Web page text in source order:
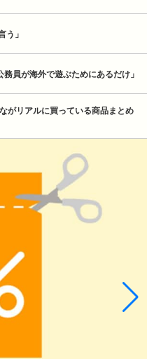
う」
員が海外で遊ぶためにあるだけ」
がリアルに買っている商品まとめ